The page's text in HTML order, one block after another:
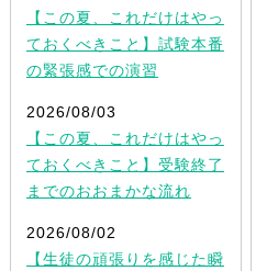
【この夏、これだけはやっ
ておくべきこと】試験本番
の緊張感での演習
2026/08/03
【この夏、これだけはやっ
ておくべきこと】受験終了
までのおおまかな流れ
2026/08/02
【生徒の頑張りを感じた瞬